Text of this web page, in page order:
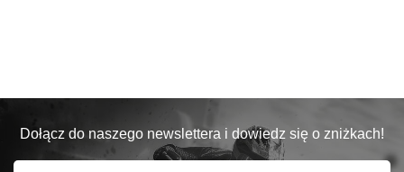
Dołącz do naszego newslettera i dowiedz się o zniżkach!